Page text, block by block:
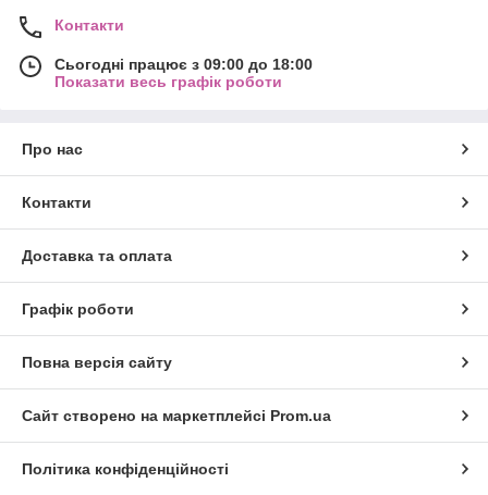
Контакти
Сьогодні працює з 09:00 до 18:00
Показати весь графік роботи
Про нас
Контакти
Доставка та оплата
Графік роботи
Повна версія сайту
Сайт створено на маркетплейсі Prom.ua
Політика конфіденційності